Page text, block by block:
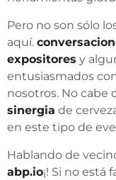
Pero no son sólo
aquí.
expositores y
entusiasmados
nosotros. No cabe
sinergia de
en este tipo de
Hablando de
abp.io¡! Si no está